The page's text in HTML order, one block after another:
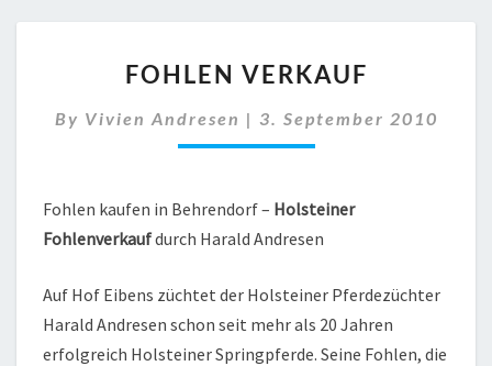
VERKAUF
FOHLEN VERKAUF
By Vivien Andresen | 3. September 2010
Fohlen kaufen in Behrendorf – Holsteiner
Fohlenverkaufdurch Harald Andresen
Auf Hof Eibens züchtet der Holsteiner Pferdezüchter
Harald Andresen schon seit mehr als 20 Jahren
erfolgreich Holsteiner Springpferde. Seine Fohlen, die